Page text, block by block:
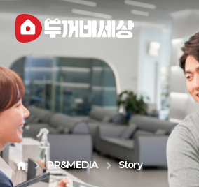
PR&MEDIA Story